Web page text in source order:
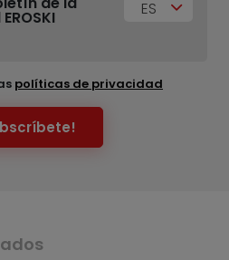
ES
políticas de privacidad